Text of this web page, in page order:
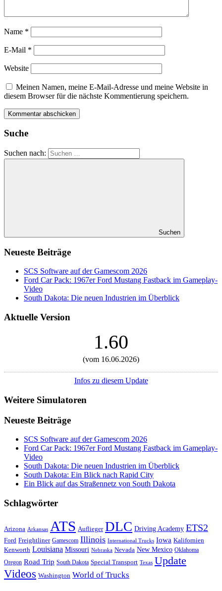
Name *
E-Mail *
Website
Meinen Namen, meine E-Mail-Adresse und meine Website in
diesem Browser für die nächste Kommentierung speichern.
Suche
Suchen nach:
Suchen
Neueste Beiträge
SCS Software auf der Gamescom 2026
Ford Car Pack: 1967er Ford Mustang Fastback im Gameplay-
Video
South Dakota: Die neuen Industrien im Überblick
Aktuelle Version
1.60
(vom 16.06.2026)
Infos zu diesem Update
Weitere Simulatoren
Neueste Beiträge
SCS Software auf der Gamescom 2026
Ford Car Pack: 1967er Ford Mustang Fastback im Gameplay-
Video
South Dakota: Die neuen Industrien im Überblick
South Dakota: Ein Blick nach Rapid City
Ein Blick auf das Straßennetz von South Dakota
Schlagwörter
Arizona Arkansas ATS Auflieger DLC Driving Academy ETS2
Ford Freightliner Gamescom Illinois International Trucks Iowa Kalifornien
Kenworth Louisiana Missouri Nebraska Nevada New Mexico Oklahoma
Oregon Road Trip South Dakota Special Transport Texas Update
Videos Washington World of Trucks